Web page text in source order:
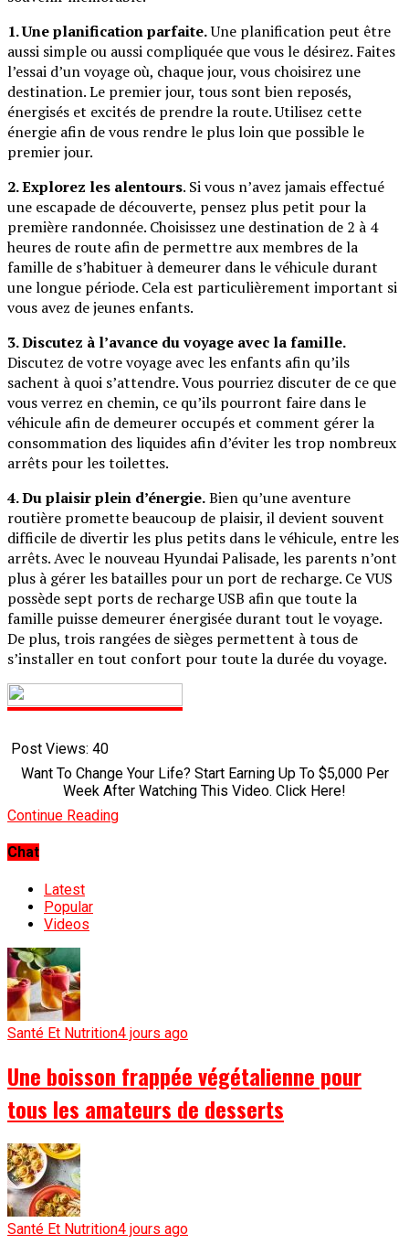
1. Une planification parfaite.Une planification peut être
aussi simple ou aussi compliquée que vous le désirez. Faites
l’essai d’un voyage où, chaque jour, vous choisirez une
destination. Le premier jour, tous sont bien reposés,
énergisés et excités de prendre la route. Utilisez cette
énergie afin de vous rendre le plus loin que possible le
premier jour.
2. Explorez les alentours. Si vous n’avez jamais effectué
une escapade de découverte, pensez plus petit pour la
première randonnée. Choisissez une destination de 2 à 4
heures de route afin de permettre aux membres de la
famille de s’habituer à demeurer dans le véhicule durant
une longue période. Cela est particulièrement important si
vous avez de jeunes enfants.
3. Discutez à l’avance du voyage avec la famille.
Discutez de votre voyage avec les enfants afin qu’ils
sachent à quoi s’attendre. Vous pourriez discuter de ce que
vous verrez en chemin, ce qu’ils pourront faire dans le
véhicule afin de demeurer occupés et comment gérer la
consommation des liquides afin d’éviter les trop nombreux
arrêts pour les toilettes.
4. Du plaisir plein d’énergie.Bien qu’une aventure
routière promette beaucoup de plaisir, il devient souvent
difficile de divertir les plus petits dans le véhicule, entre les
arrêts. Avec le nouveau Hyundai Palisade, les parents n’ont
plus à gérer les batailles pour un port de recharge. Ce VUS
possède sept ports de recharge USB afin que toute la
famille puisse demeurer énergisée durant tout le voyage.
De plus, trois rangées de sièges permettent à tous de
s’installer en tout confort pour toute la durée du voyage.
Post Views: 40
Want To Change Your Life? Start Earning Up To $5,000 Per
Week After Watching This Video. Click Here!
Continue Reading
Chat
Latest
Popular
Videos
Santé Et Nutrition4 jours ago
Une boisson frappée végétalienne pour
tous les amateurs de desserts
Santé Et Nutrition4 jours ago